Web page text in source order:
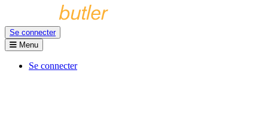
Se connecter
Menu
Se connecter